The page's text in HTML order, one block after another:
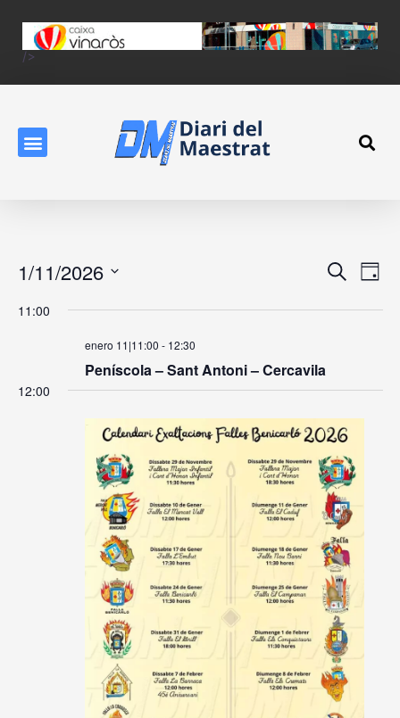
/>
Search
Day
1/11/2026
date.
11:00
enero 11|11:00 - 12:30
Peníscola – Sant Antoni – Cercavila
12:00